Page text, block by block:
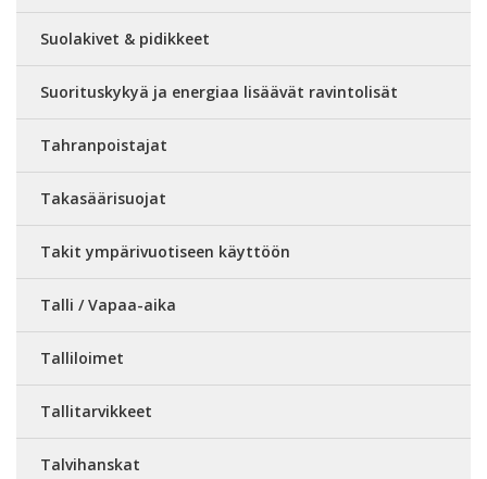
Suolakivet & pidikkeet
Suorituskykyä ja energiaa lisäävät ravintolisät
Tahranpoistajat
Takasäärisuojat
Takit ympärivuotiseen käyttöön
Talli / Vapaa-aika
Talliloimet
Tallitarvikkeet
Talvihanskat